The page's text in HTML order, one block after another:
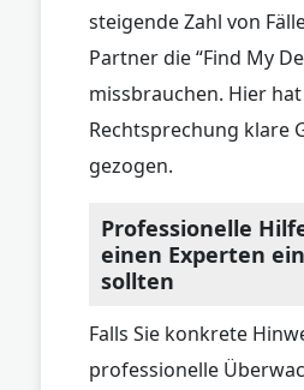
steigende Zahl von
Partner die “Find My
missbrauchen. Hier
Rechtsprechung klare
gezogen.
Professionelle
einen Experten
sollten
Falls Sie konkrete
professionelle